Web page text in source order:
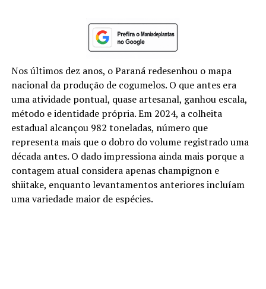
Nos últimos dez anos, o Paraná redesenhou o mapa
nacional da produção de cogumelos. O que antes era
uma atividade pontual, quase artesanal, ganhou escala,
método e identidade própria. Em 2024, a colheita
estadual alcançou 982 toneladas, número que
representa mais que o dobro do volume registrado uma
década antes. O dado impressiona ainda mais porque a
contagem atual considera apenas champignon e
shiitake, enquanto levantamentos anteriores incluíam
uma variedade maior de espécies.